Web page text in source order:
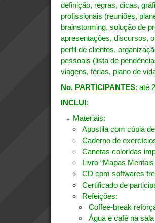
definição, regras, dicas,
profissionais (reuniões,
brainstorming, solução de
apresentações, discursos,
perfil de clientes,
pessoais (lista de
viagens, férias, plano de
No. PARTICIPANTES: até
INCLUI:
Materiais:
Apostila com cópia
Caderno de
Canetas coloridas
Livro “Mapas
CD com softwares
Certificado de
Refeições:
Coffee-break
Água e café na sala